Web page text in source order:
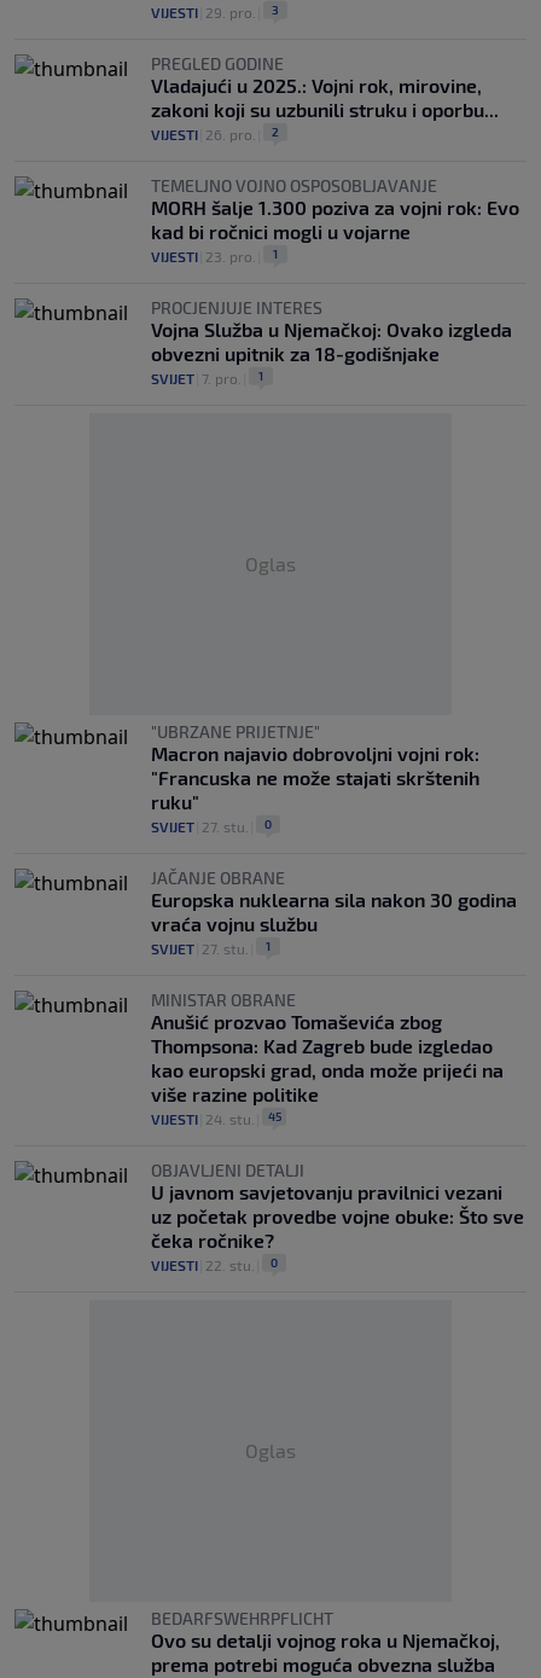
VIJESTI 29. pro. 3
PREGLED GODINE
Vladajući u 2025.: Vojni rok, mirovine,
zakoni koji su uzbunili struku i oporbu...
VIJESTI 26. pro. 2
TEMELJNO VOJNO OSPOSOBLJAVANJE
MORH šalje 1.300 poziva za vojni rok: Evo
kad bi ročnici mogli u vojarne
VIJESTI 23. pro. 1
PROCJENJUJE INTERES
Vojna Služba u Njemačkoj: Ovako izgleda
obvezni upitnik za 18-godišnjake
SVIJET 7. pro. 1
Oglas
"UBRZANE PRIJETNJE"
Macron najavio dobrovoljni vojni rok:
"Francuska ne može stajati skrštenih
ruku"
SVIJET 27. stu. 0
JAČANJE OBRANE
Europska nuklearna sila nakon 30 godina
vraća vojnu službu
SVIJET 27. stu. 1
MINISTAR OBRANE
Anušić prozvao Tomaševića zbog
Thompsona: Kad Zagreb bude izgledao
kao europski grad, onda može prijeći na
više razine politike
VIJESTI 24. stu. 45
OBJAVLJENI DETALJI
U javnom savjetovanju pravilnici vezani
uz početak provedbe vojne obuke: Što sve
čeka ročnike?
VIJESTI 22. stu. 0
Oglas
BEDARFSWEHRPFLICHT
Ovo su detalji vojnog roka u Njemačkoj,
prema potrebi moguća obvezna služba